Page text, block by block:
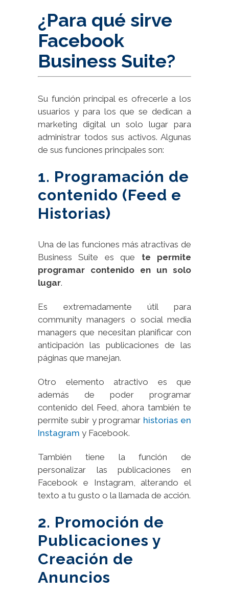
¿Para qué sirve
Facebook
Business Suite?
Su función principal es ofrecerle a los
usuarios y para los que se dedican a
marketing digital un solo lugar para
administrar todos sus activos. Algunas
de sus funciones principales son:
1. Programación de
contenido (Feed e
Historias)
Una de las funciones más atractivas de
Business Suite es que te permite
programar contenido en un solo
lugar.
Es extremadamente útil para
community managers o social media
managers que necesitan planificar con
anticipación las publicaciones de las
páginas que manejan.
Otro elemento atractivo es que
además de poder programar
contenido del Feed, ahora también te
permite subir y programar historias en
Instagram y Facebook.
También tiene la función de
personalizar las publicaciones en
Facebook e Instagram, alterando el
texto a tu gusto o la llamada de acción.
2. Promoción de
Publicaciones y
Creación de
Anuncios